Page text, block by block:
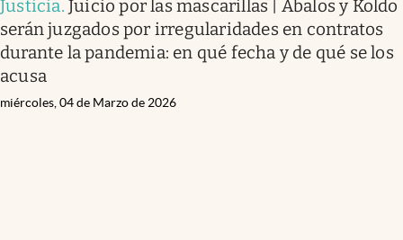
Justicia.Juicio por las mascarillas | Ábalos y Koldo
serán juzgados por irregularidades en contratos
durante la pandemia: en qué fecha y de qué se los
acusa
miércoles, 04 de Marzo de 2026